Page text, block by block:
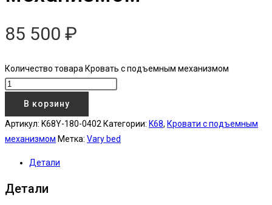
85 500 ₽
Количество товара Кровать с подъемным механизмом
В корзину
Артикул: K68Y-180-0402 Категории: K68, Кровати с подъемным
механизмом Метка: Vary bed
Детали
Детали